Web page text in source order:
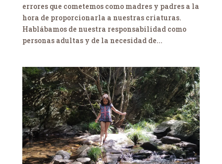
errores que cometemos como madres y padres a la
hora de proporcionarla a nuestras criaturas.
Hablábamos de nuestra responsabilidad como
personas adultas y de la necesidad de...